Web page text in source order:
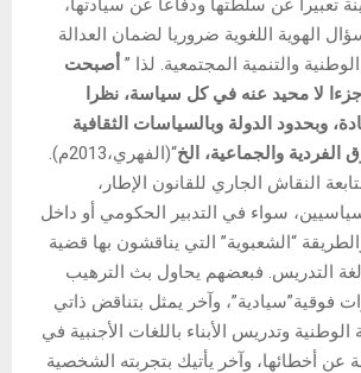
الهوية اللغوية ضروريا لضمان العدالة
والتنمية المجتمعية. لذا ” أصبحت
جزءا لا محيد عنه في كل سياسة، نظرا
وبحدود الدولة وبالسياسات الثقافية
الفردية والجماعية، الخ
“(الفهري،2013م).
النقاش الجاري للقانون الإطار،
سواء في التدبير الحكومي أو داخل
“الشعبوية” التي يناقشون بها قضية
التدريس. فبعضهم يحاول بث الترهيب
فوقية”سيادية”، وآخر يمثل بتناقض ذاتي
الوطنية وتدريس الأبناء باللغات الأجنبية في
عن أخطائها، وآخر يأتيك بتجربته الشخصية